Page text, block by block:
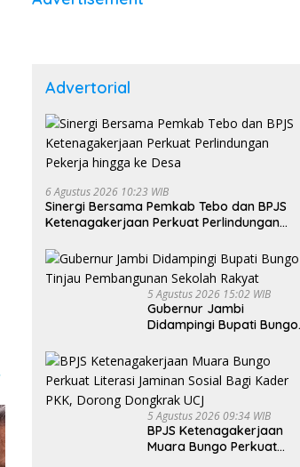
Advertorial
6 Agustus 2026 10:23 WIB
Sinergi Bersama Pemkab Tebo dan BPJS
Ketenagakerjaan Perkuat Perlindungan
5 Agustus 2026 15:02 WIB
Gubernur Jambi
Didampingi Bupati Bungo
Sekolah Rakyat
5 Agustus 2026 09:34 WIB
BPJS Ketenagakerjaan
Muara Bungo Perkuat